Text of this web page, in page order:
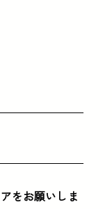
をお願いしま